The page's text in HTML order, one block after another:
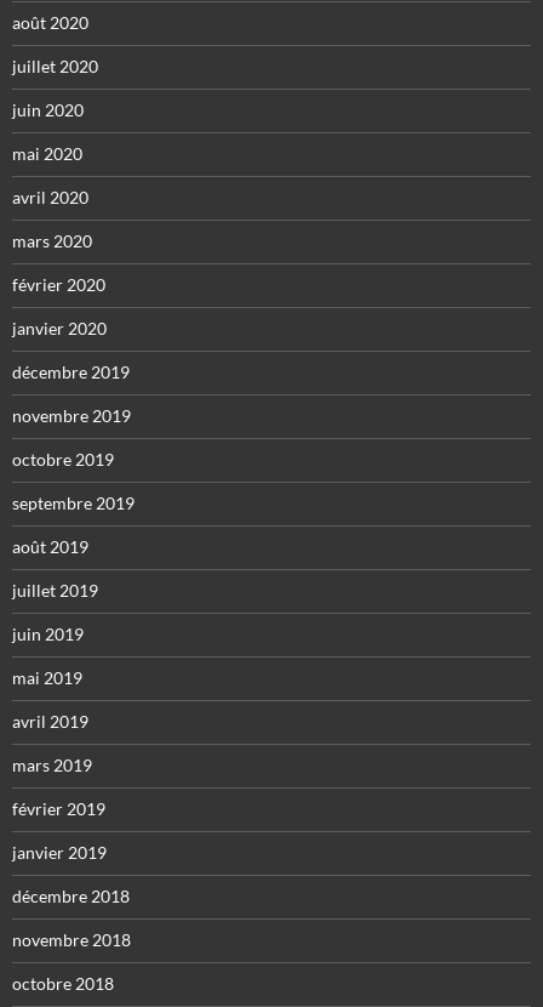
août 2020
juillet 2020
juin 2020
mai 2020
avril 2020
mars 2020
février 2020
janvier 2020
décembre 2019
novembre 2019
octobre 2019
septembre 2019
août 2019
juillet 2019
juin 2019
mai 2019
avril 2019
mars 2019
février 2019
janvier 2019
décembre 2018
novembre 2018
octobre 2018